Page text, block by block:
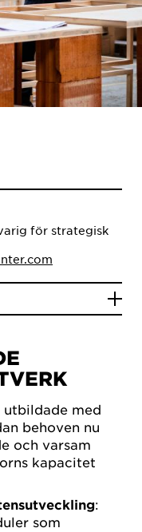
utbildade med
behoven nu
och varsam
kapacitet
:
som
för strategisk